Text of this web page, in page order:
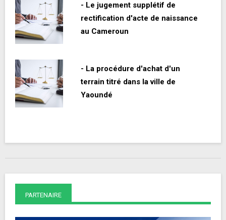
- Le jugement supplétif de
rectification d'acte de naissance
au Cameroun
- La procédure d'achat d'un
terrain titré dans la ville de
Yaoundé
PARTENAIRE